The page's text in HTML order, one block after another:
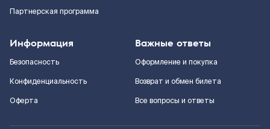
Партнерская программа
Информация
Безопасность
Конфиденциальность
Оферта
Важные ответы
Оформление и покупка
Возврат и обмен билета
Все вопросы и ответы